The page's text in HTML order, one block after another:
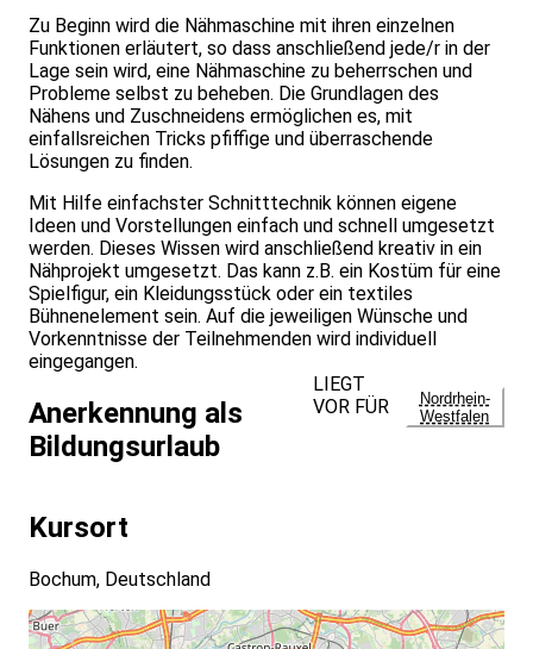
Zu Beginn wird die Nähmaschine mit ihren einzelnen
Funktionen erläutert, so dass anschließend jede/r in der
Lage sein wird, eine Nähmaschine zu beherrschen und
Probleme selbst zu beheben. Die Grundlagen des
Nähens und Zuschneidens ermöglichen es, mit
einfallsreichen Tricks pfiffige und überraschende
Lösungen zu finden.
Mit Hilfe einfachster Schnitttechnik können eigene
Ideen und Vorstellungen einfach und schnell umgesetzt
werden. Dieses Wissen wird anschließend kreativ in ein
Nähprojekt umgesetzt. Das kann z.B. ein Kostüm für eine
Spielfigur, ein Kleidungsstück oder ein textiles
Bühnenelement sein. Auf die jeweiligen Wünsche und
Vorkenntnisse der Teilnehmenden wird individuell
eingegangen.
Anerkennung als
Bildungsurlaub
LIEGT
VOR FÜR
Nordrhein-
Westfalen
Kursort
Bochum, Deutschland